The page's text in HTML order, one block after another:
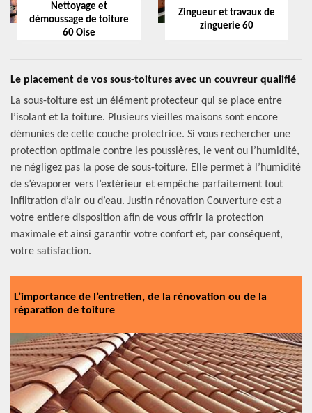
Nettoyage et
démoussage de toiture
60 Oise
Zingueur et travaux de
zinguerie 60
Le placement de vos sous-toitures avec un couvreur qualifié
La sous-toiture est un élément protecteur qui se place entre
l’isolant et la toiture. Plusieurs vieilles maisons sont encore
démunies de cette couche protectrice. Si vous rechercher une
protection optimale contre les poussières, le vent ou l’humidité,
ne négligez pas la pose de sous-toiture. Elle permet à l’humidité
de s’évaporer vers l’extérieur et empêche parfaitement tout
infiltration d’air ou d’eau. Justin rénovation Couverture est a
votre entiere disposition afin de vous offrir la protection
maximale et ainsi garantir votre confort et, par conséquent,
votre satisfaction.
L’importance de l’entretien, de la rénovation ou de la
réparation de toiture